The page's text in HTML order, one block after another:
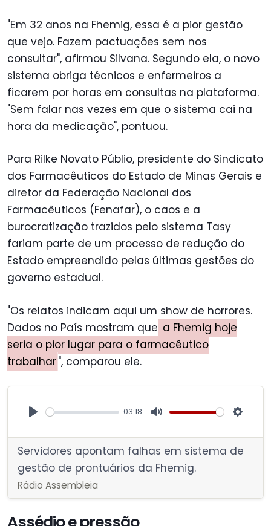
"Em 32 anos na Fhemig, essa é a pior gestão
que vejo. Fazem pactuações sem nos
consultar", afirmou Silvana. Segundo ela, o novo
sistema obriga técnicos e enfermeiros a
ficarem por horas em consultas na plataforma.
"Sem falar nas vezes em que o sistema cai na
hora da medicação", pontuou.
Para Rilke Novato Públio, presidente do Sindicato
dos Farmacêuticos do Estado de Minas Gerais e
diretor da Federação Nacional dos
Farmacêuticos (Fenafar), o caos e a
burocratização trazidos pelo sistema Tasy
fariam parte de um processo de redução do
Estado empreendido pelas últimas gestões do
governo estadual.
"Os relatos indicam aqui um show de horrores.
Dados no País mostram que a Fhemig hoje
seria o pior lugar para o farmacêutico
trabalhar", comparou ele.
a
y
03:18
t
i
Servidores apontam falhas em sistema de
gestão de prontuários da Fhemig.
Rádio Assembleia